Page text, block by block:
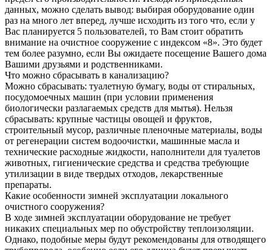
данных, можно сделать вывод: выбирая оборудование один
раз на много лет вперед, лучше исходить из того что, если у
Вас планируется 5 пользователей, то Вам стоит обратить
внимание на очистное сооружение с индексом «8». Это будет
тем более разумно, если Вы ожидаете посещение Вашего дома
Вашими друзьями и родственниками.
Что можно сбрасывать в канализацию?
Можно сбрасывать: туалетную бумагу, воды от стиральных,
посудомоечных машин (при условии применения
биологически разлагаемых средств для мытья). Нельзя
сбрасывать: крупные частицы овощей и фруктов,
строительный мусор, различные пленочные материалы, воды
от регенерации систем водоочистки, машинные масла и
технические расходные жидкости, наполнители для туалетов
животных, гигиенические средства и средства требующие
утилизации в виде твердых отходов, лекарственные
препараты.
Какие особенности зимней эксплуатации локального
очистного сооружения?
В ходе зимней эксплуатации оборудование не требует
никаких специальных мер по обустройству теплоизоляции.
Однако, подобные меры будут рекомендованы для отводящего